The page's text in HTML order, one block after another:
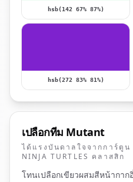
hsb(142 67% 87%)
hsb(272 83% 81%)
เปลือกทีม Mutant
ได้แรงบันดาลใจจากการ์ตูน
NINJA TURTLES คลาสสิก
โทนเปลือกเขียวผสมสีหน้ากาก